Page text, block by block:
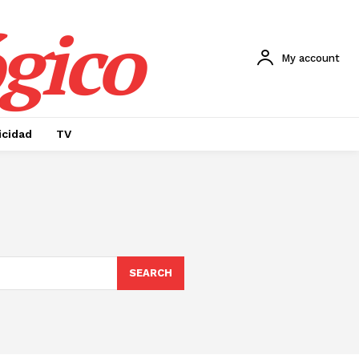
My account
TV
SEARCH